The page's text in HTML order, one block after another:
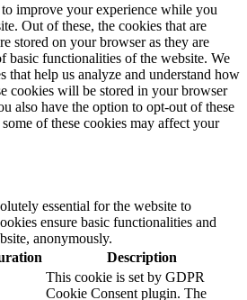
improve your experience while you
Out of these, the cookies that are
stored on your browser as they are
basic functionalities of the website. We
that help us analyze and understand how
cookies will be stored in your browser
also have the option to opt-out of these
of these cookies may affect your
essential for the website to
ensure basic functionalities and
anonymously.
Description
This cookie is set by GDPR
Cookie Consent plugin. The